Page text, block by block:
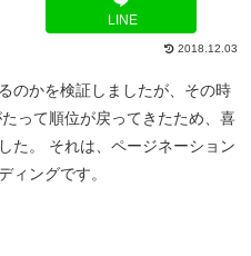
LINE
2018.12.03
のかを検証しましたが、その時
って順位が戻ってきたため、喜
た。 それは、ページネーション
ィングです。